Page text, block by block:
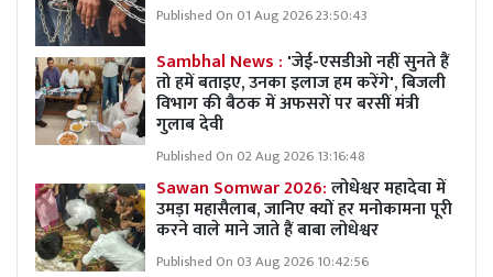
Published On 01 Aug 2026 23:50:43
Sambhal News : 'जेई-एसडीओ नहीं सुनते हैं
तो हमें बताइए, उनका इलाज हम करेंगे', बिजली
विभाग की बैठक में अफसरों पर बरसीं मंत्री
गुलाब देवी
Published On 02 Aug 2026 13:16:48
Sawan Somwar 2026:लोधेश्वर महादेवा में
उमड़ा महासैलाब, जानिए क्यों हर मनोकामना पूरी
करने वाले माने जाते हैं बाबा लोधेश्वर
Published On 03 Aug 2026 10:42:56